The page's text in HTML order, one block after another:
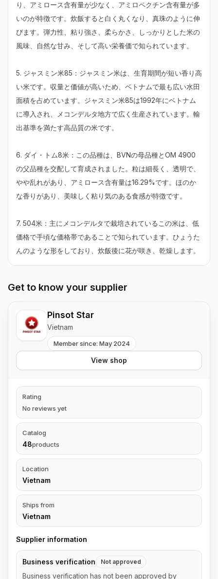
り、アミロース含有量が少なく、アミロペクチン含有量が多
いのが特徴です。炊飯すると白く丸くなり、真珠のように伸
びます。弾力性、粘り強さ、柔らかさ、しっかりとした米の
風味、自然な甘み、そして高い栄養価で知られています。
5. ジャスミン米85：ジャスミン米は、生育期間が短い香り高
い米です。収量と価値が高いため、ベトナムで最も広い水田
面積を占めています。ジャスミン米85は1992年にベトナム
に導入され、メコンデルタ地方で広く生産されています。輸
出基準を満たす高品質の米です。
6. ダイ・トム8米：この品種は、BVNの母品種とOM 4900
の父品種を交配して育成されました。粒は細長く、透明で、
やや乱れがあり、アミロース含有量は16.29%です。ほのか
な香りがあり、美味しく粘り気のある食感が特徴です。
7. 504米：主にメコンデルタで栽培されているこの米は、低
価格で手頃な価格帯であることで知られています。ひょうた
んのような形をしており、炊飯後に花が咲き、乾燥します。
Get to know your supplier
Pinsot Star
Vietnam
Member since: May 2024
View shop
Rating
No reviews yet
Catalog
48products
Location
Vietnam
Ships from
Vietnam
Supplier information
Business verification Not approved
Business verification has not been approved by